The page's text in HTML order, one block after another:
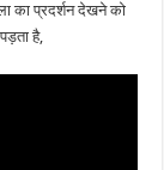
का प्रदर्शन देखने को
है,